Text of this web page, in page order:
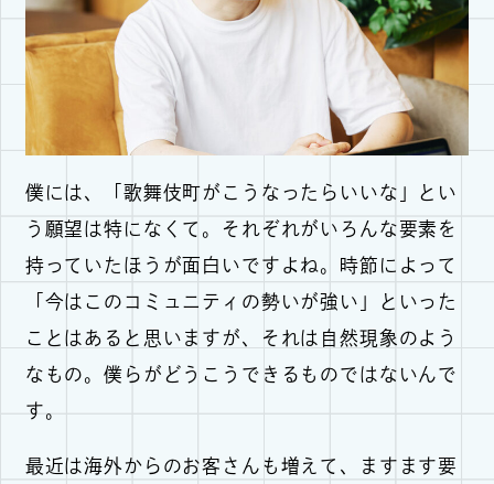
僕には、「歌舞伎町がこうなったらいいな」とい
う願望は特になくて。それぞれがいろんな要素を
持っていたほうが面白いですよね。時節によって
「今はこのコミュニティの勢いが強い」といった
ことはあると思いますが、それは自然現象のよう
なもの。僕らがどうこうできるものではないんで
す。
最近は海外からのお客さんも増えて、ますます要